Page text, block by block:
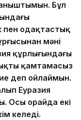
Бұл
пен одақтастық
мәні
құрлығындағы
қамтамасыз
деп ойлаймын.
Еуразия
Осы орайда екі
келеді.